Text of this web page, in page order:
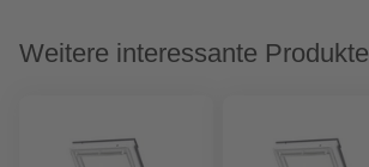
Weitere interessante Produkte